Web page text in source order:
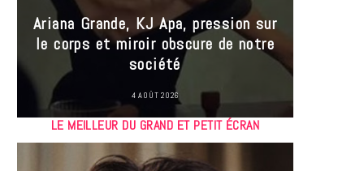
Ariana Grande, KJ Apa, pression sur
le corps et miroir obscure de notre
société
4 AOÛT 2026
LE MEILLEUR DU GRAND ET PETIT ÉCRAN